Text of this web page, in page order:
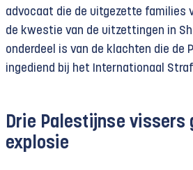
advocaat die de uitgezette families
de kwestie van de uitzettingen in
onderdeel is van de klachten die de
ingediend bij het Internationaal
Drie Palestijnse vissers
explosie